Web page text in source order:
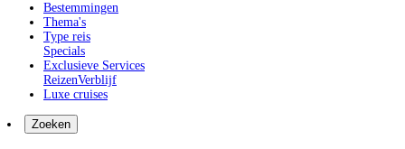
Bestemmingen
Thema's
Type reis
Specials
Exclusieve Services
ReizenVerblijf
Luxe cruises
Zoeken